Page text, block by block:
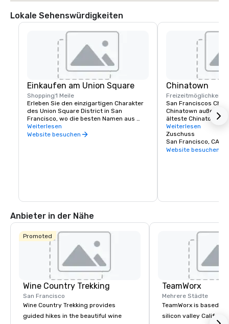
Lokale Sehenswürdigkeiten
Einkaufen am Union Square
Shopping1 Meile
Erleben Sie den einzigartigen Charakter
des Union Square District in San
Francisco, wo die besten Namen aus
Mode, Gastronomie und Theater zu
finden sind. Der Union Square ist ein
Weiterlesen
Website besuchen
Chinatown
Freizeitmöglichkeiten
San Franciscos
Chinatown
älteste Chinatown
Erfunden in San
in der historischen
Cookie Factory, wie
hergestellt werden.
Weiterlesen
Zuschuss
San Francisco, CA,
Website besuchen
Anbieter in der Nähe
Promoted
Wine Country Trekking
San Francisco
Wine Country Trekking provides
guided hikes in the beautiful wine
TeamWorx
Mehrere Städte
TeamWorx is based
silicon valley